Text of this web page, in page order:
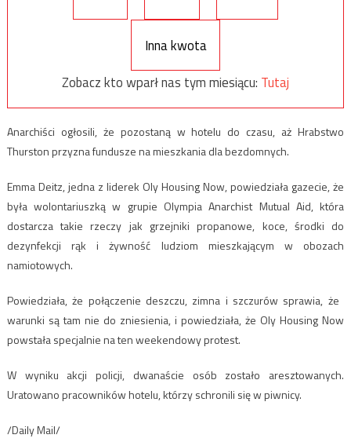
Inna kwota
Zobacz kto wparł nas tym miesiącu: Tutaj
Anarchiści ogłosili, że pozostaną w hotelu do czasu, aż Hrabstwo
Thurston przyzna fundusze na mieszkania dla bezdomnych.
Emma Deitz, jedna z liderek Oly Housing Now, powiedziała gazecie, że
była wolontariuszką w grupie Olympia Anarchist Mutual Aid, która
dostarcza takie rzeczy jak grzejniki propanowe, koce, środki do
dezynfekcji rąk i żywność ludziom mieszkającym w obozach
namiotowych.
Powiedziała, że ​​połączenie deszczu, zimna i szczurów sprawia, że ​​
warunki są tam nie do zniesienia, i powiedziała, że ​​Oly Housing Now
powstała specjalnie na ten weekendowy protest.
W wyniku akcji policji, dwanaście osób zostało aresztowanych.
Uratowano pracowników hotelu, którzy schronili się w piwnicy.
/Daily Mail/